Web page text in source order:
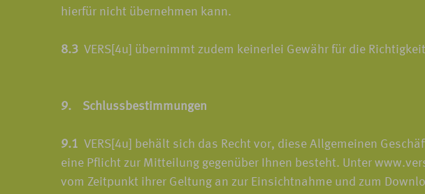
hierfür nicht übernehmen kann.
8.3 VERS[4u] übernimmt zudem keinerlei Gewähr für die
9. Schlussbestimmungen
9.1 VERS[4u] behält sich das Recht vor, diese Allgemeinen
eine Pflicht zur Mitteilung gegenüber Ihnen besteht. Unter
vom Zeitpunkt ihrer Geltung an zur Einsichtnahme und zum